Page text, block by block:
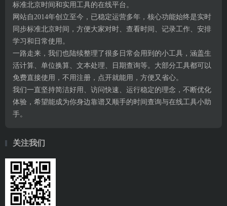
标准北京时间和实用工具的在线平台。
网站自2014年创立至今，已稳定运营多年，核心功能始终是实时
同步标准北京时间，方便大家对时、查看时间、记录工作、安排
学习和日常使用。
一路走来，我们也陆续整理了很多日常会用到的小工具，涵盖生
活计算、单位换算、文本处理、日期查询等。大部分工具都可以
免费直接使用，不用注册，点开就能用，方便又省心。
我们一直坚持简洁好用、访问快速、运行稳定的理念，不断优化
体验，希望能成为你身边靠谱又顺手的时间查询与在线工具小助
手。
关注我们